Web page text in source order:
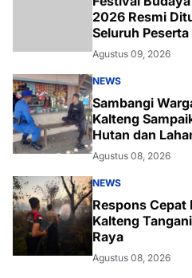
2026 Resmi
Seluruh Peserta
Agustus 09, 2026
NEWS
Sambangi
Kalteng
Hutan dan
Agustus 08, 2026
NEWS
Respons Cepat
Kalteng
Raya
Agustus 08, 2026